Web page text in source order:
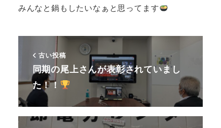
みんなと鍋もしたいなぁと思ってます
古い投稿
同期の尾上さんが表彰されていまし
た！！